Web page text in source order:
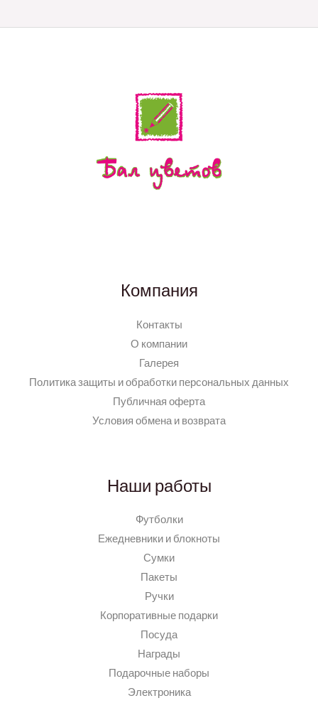
Компания
Контакты
О компании
Галерея
Политика защиты и обработки персональных данных
Публичная оферта
Условия обмена и возврата
Наши работы
Футболки
Ежедневники и блокноты
Сумки
Пакеты
Ручки
Корпоративные подарки
Посуда
Награды
Подарочные наборы
Электроника